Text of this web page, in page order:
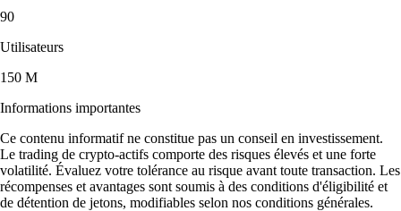
90
Utilisateurs
150 M
Informations importantes
Ce contenu informatif ne constitue pas un conseil en investissement.
Le trading de crypto-actifs comporte des risques élevés et une forte
volatilité. Évaluez votre tolérance au risque avant toute transaction. Les
récompenses et avantages sont soumis à des conditions d'éligibilité et
de détention de jetons, modifiables selon nos conditions générales.